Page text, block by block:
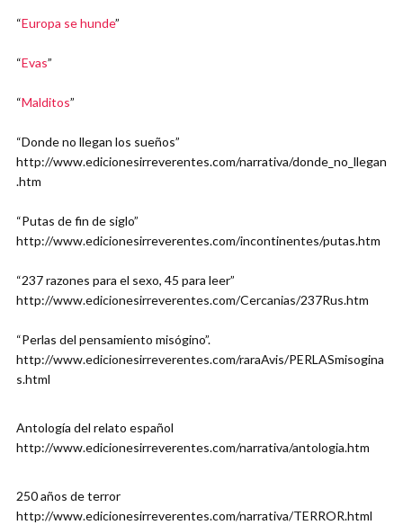
“Europa se hunde”
“Evas”
“Malditos”
“Donde no llegan los sueños”
http://www.edicionesirreverentes.com/narrativa/donde_no_llegan
.htm
“Putas de fin de siglo”
http://www.edicionesirreverentes.com/incontinentes/putas.htm
“237 razones para el sexo, 45 para leer”
http://www.edicionesirreverentes.com/Cercanias/237Rus.htm
“Perlas del pensamiento misógino”.
http://www.edicionesirreverentes.com/raraAvis/PERLASmisogina
s.html
Antología del relato español
http://www.edicionesirreverentes.com/narrativa/antologia.htm
250 años de terror
http://www.edicionesirreverentes.com/narrativa/TERROR.html